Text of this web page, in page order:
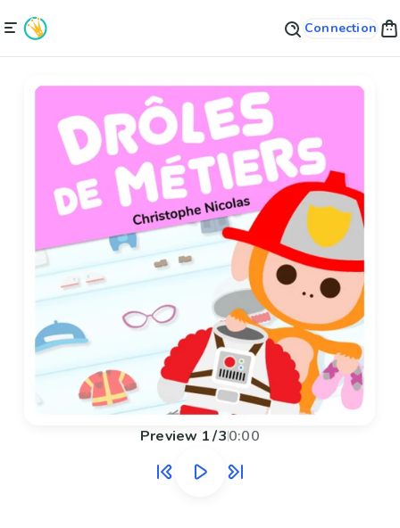
Connection
Preview 1/30:00